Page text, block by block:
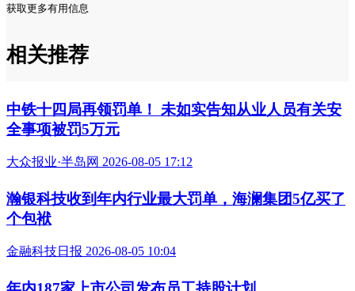
获取更多有用信息
相关推荐
中铁十四局再领罚单！ 未如实告知从业人员有关安
全事项被罚5万元
大众报业·半岛网 2026-08-05 17:12
瀚银科技收到年内行业最大罚单，海澜集团5亿买了
个包袱
金融科技日报 2026-08-05 10:04